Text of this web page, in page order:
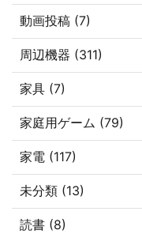
動画投稿 (7)
周辺機器 (311)
家具 (7)
家庭用ゲーム (79)
家電 (117)
未分類 (13)
読書 (8)